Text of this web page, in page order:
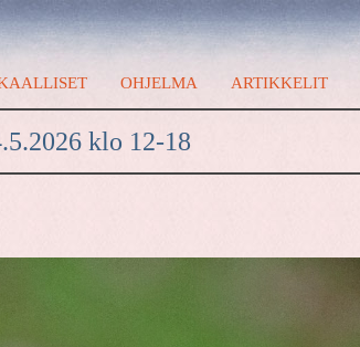
OHJELMA ARTIKKELIT
klo 12-18